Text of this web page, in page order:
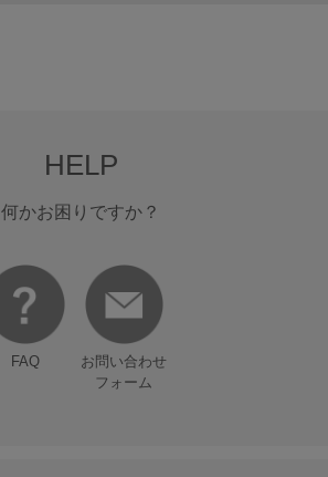
HELP
何かお困りですか？
FAQ
お問い合わせ
フォーム